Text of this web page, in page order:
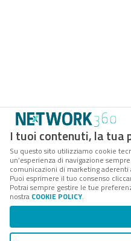
I tuoi contenuti, la tua
Su questo sito utilizziamo cookie
un’esperienza di navigazione
comunicazioni di marketing
Puoi esprimere il tuo consenso
Potrai sempre gestire le tue
nostra COOKIE POLICY.